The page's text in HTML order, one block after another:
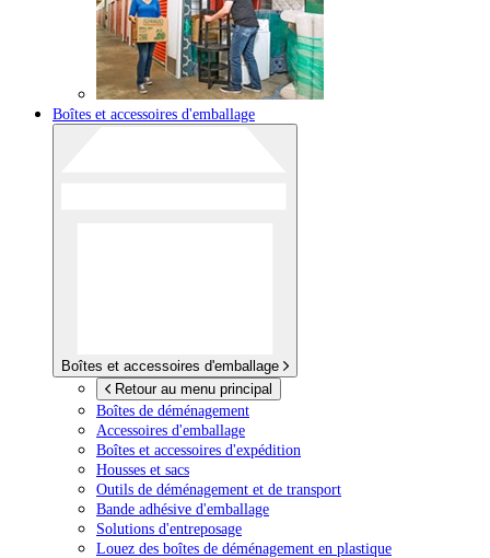
Boîtes et accessoires d'emballage
Boîtes et accessoires d'emballage
Retour au menu principal
Boîtes de déménagement
Accessoires d'emballage
Boîtes et accessoires d'expédition
Housses et sacs
Outils de déménagement et de transport
Bande adhésive d'emballage
Solutions d'entreposage
Louez des boîtes de déménagement en plastique